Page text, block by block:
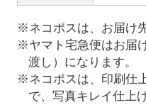
※ネコポスは、お届け
※ヤマト宅急便はお届
渡し）になります。
※ネコポスは、印刷仕
で、写真キレイ仕上